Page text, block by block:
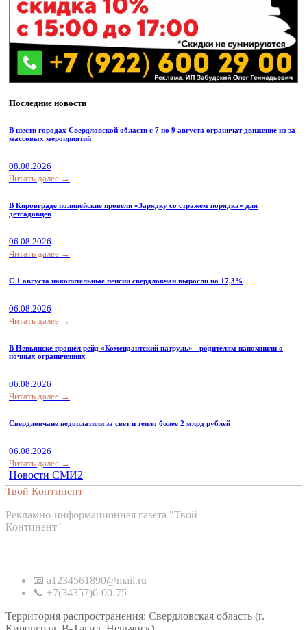
Последние новости
В шести городах Свердловской области с 7 по 9 августа ограничат движение из-за
массовых мероприятий
08.08.2026
Читать далее →
В Кировграде полицейские провели «Зарядку со стражем порядка» для
детсадовцев
06.08.2026
Читать далее →
С 1 августа накопительные пенсии свердловчан выросли на 17,3%
06.08.2026
Читать далее →
В Невьянске прошёл рейд «Комендантский патруль» - родителям напомнили о
ночных ограничениях
06.08.2026
Читать далее →
Свердловчане недоплатили за свет и тепло более 2 млрд рублей
06.08.2026
Читать далее →
Новости СМИ2
Твой Континент
Рекламно-информационная газета "Твой
Континент"
📧 a1234561890@mail.ru
📞 +7(34357)6-00-75
Территория распространения: Свердловская область (г.